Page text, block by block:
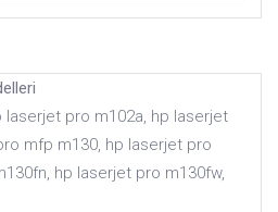
laserjet pro m102a, hp laserjet
mfp m130, hp laserjet pro
hp laserjet pro m130fw,